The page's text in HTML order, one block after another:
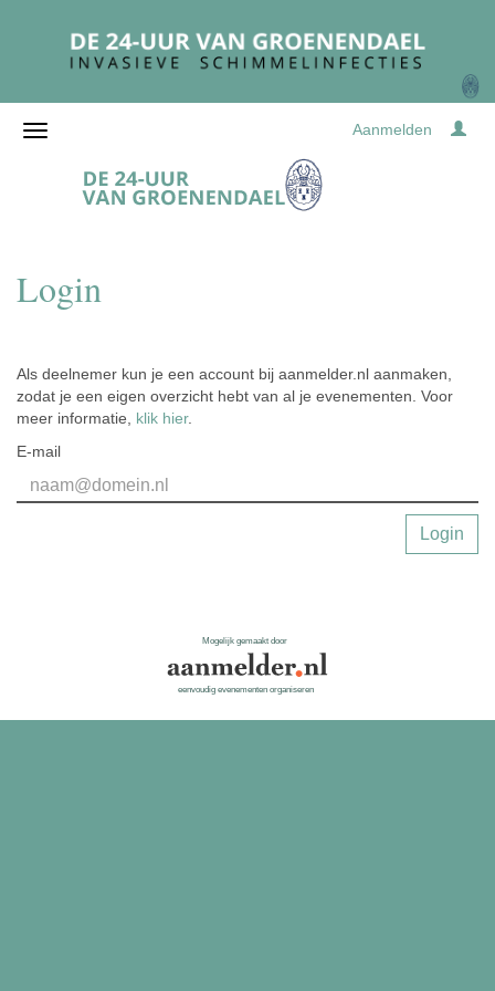
Aanmelden
Login
Als deelnemer kun je een account bij aanmelder.nl aanmaken,
zodat je een eigen overzicht hebt van al je evenementen. Voor
meer informatie, klik hier.
E-mail
Login
Mogelijk gemaakt door
eenvoudig evenementen organiseren